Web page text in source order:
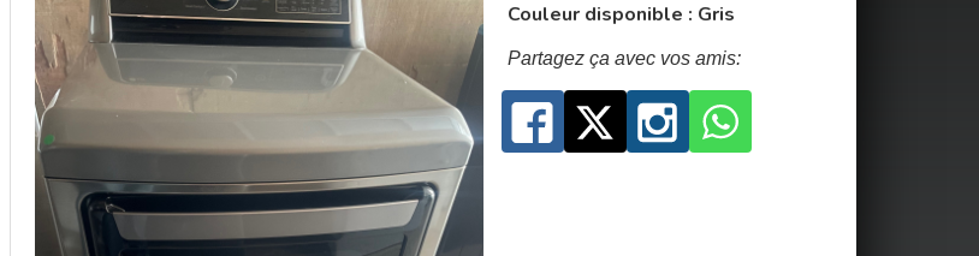
Couleur disponible : Gris
Partagez ça avec vos amis: